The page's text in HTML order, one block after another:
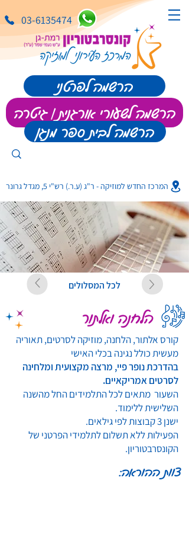
03-6135474
הרשמה לשעורי אורגנית | גיטרה
הרשמה לבית ספר מנגן
הרשמה לפרטני
המרכז החדש למוזיקה - ר"ג (ע.ר.) רש"י 5, מגדל גרונר
הלחנה ואלתור
לכל המסלולים
קורס אלתור, הלחנה, מוזיקה לסרטים, תאוריה
מעשית כולל נגינה בכלי האישי
בהדרכת נופר פיי, מרצה מקצועית ומלחינה
לסרטים אמריקאיים.
השעור מתאים לכל התלמידים החל מהשנה
השלישית ללימוד.
ישנן 3 קבוצות לפי גילאים.
הפעילות ללא תשלום לתלמידי הפרטני של
הקונסרבטוריון.
צוות ההוראה: